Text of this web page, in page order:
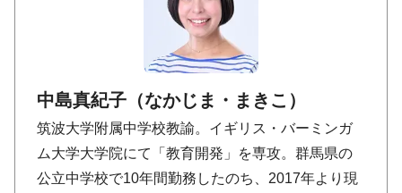
中島真紀子（なかじま・まきこ）
筑波大学附属中学校教諭。イギリス・バーミンガ
ム大学大学院にて「教育開発」を専攻。群馬県の
公立中学校で10年間勤務したのち、2017年より現